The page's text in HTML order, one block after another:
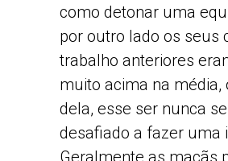
como detonar uma
por outro lado os seus
trabalho anteriores
muito acima na média,
dela, esse ser nunca
desafiado a fazer uma
Geralmente as maçãs